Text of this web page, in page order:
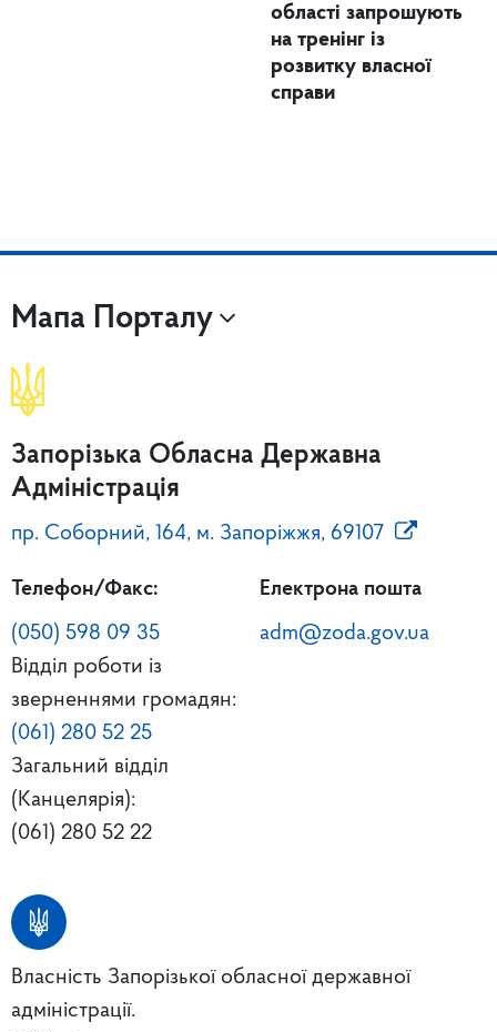
області запрошують
на тренінг із
розвитку власної
справи
Мапа Порталу
Запорізька Обласна Державна
Адміністрація
пр. Соборний, 164, м. Запоріжжя, 69107
Телефон/Факс:
(050) 598 09 35
Відділ роботи із
зверненнями громадян:
(061) 280 52 25
Загальний відділ
(Канцелярія):
(061) 280 52 22
Електрона пошта
adm@zoda.gov.ua
Власність Запорізької обласної державної
адміністрації.